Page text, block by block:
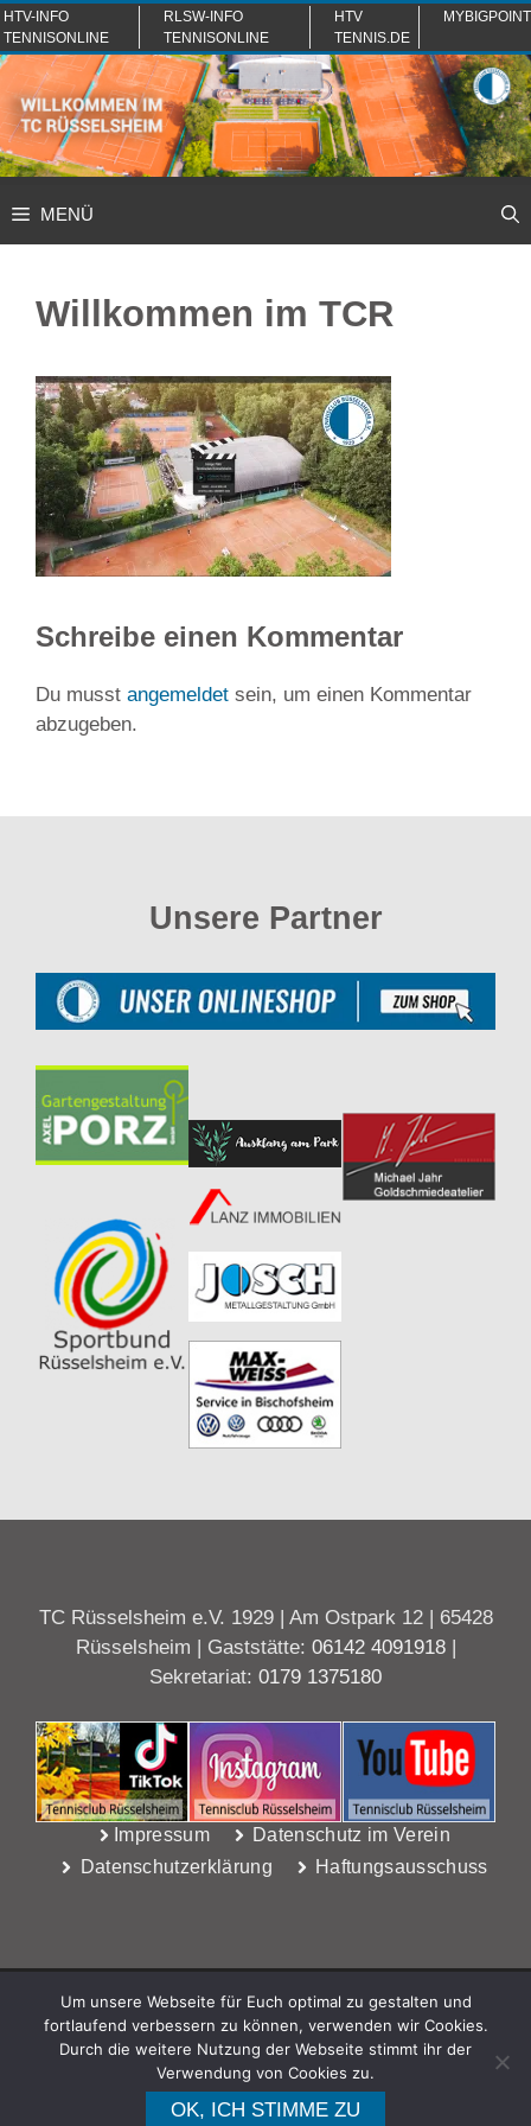
Zum
Inhalt
springen
HTV-INFO
TENNISONLINE
RLSW-INFO
TENNISONLINE
HTV
TENNIS.DE
MYBIGPOINT
MENÜ
Willkommen im TCR
Schreibe einen Kommentar
Du musst angemeldet sein, um einen Kommentar
abzugeben.
Unsere Partner
TC Rüsselsheim e.V. 1929 | Am Ostpark 12 | 65428
Rüsselsheim | Gaststätte: 06142 4091918|
Sekretariat: 0179 1375180
Impressum
Datenschutz im Verein
Datenschutzerklärung
Haftungsausschuss
WebDesign Riedel, Rüsselsheim
Um unsere Webseite für Euch optimal zu gestalten und
fortlaufend verbessern zu können, verwenden wir Cookies.
Durch die weitere Nutzung der Webseite stimmt ihr der
Verwendung von Cookies zu.
OK, ICH STIMME ZU